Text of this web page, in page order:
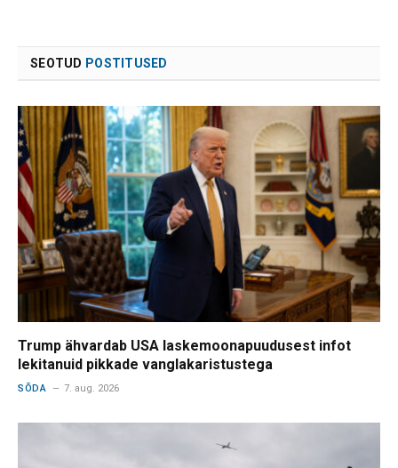
SEOTUD POSTITUSED
Trump ähvardab USA laskemoonapuudusest infot
lekitanuid pikkade vanglakaristustega
SÕDA 7. aug. 2026